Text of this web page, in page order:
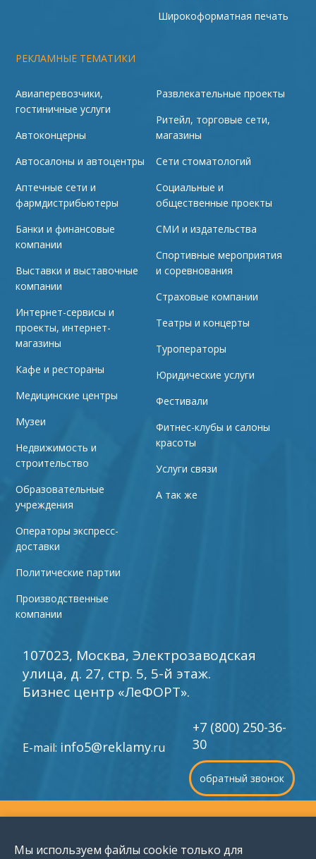
РЕКЛАМНЫЕ ТЕМАТИКИ
Широкоформатная печать
Авиаперевозчики,
гостиничные услуги
Автоконцерны
Автосалоны и автоцентры
Аптечные сети и
фармдистрибьютеры
Банки и финансовые
компании
Выставки и выставочные
компании
Интернет-сервисы и
проекты, интернет-
магазины
Кафе и рестораны
Медицинские центры
Музеи
Недвижимость и
строительство
Образовательные
учреждения
Операторы экспресс-
доставки
Политические партии
Производственные
компании
Развлекательные проекты
Ритейл, торговые сети,
магазины
Сети стоматологий
Социальные и
общественные проекты
СМИ и издательства
Спортивные мероприятия
и соревнования
Страховые компании
Театры и концерты
Туроператоры
Юридические услуги
Фестивали
Фитнес-клубы и салоны
красоты
Услуги связи
А так же
107023, Москва, Электрозаводская
улица, д. 27, стр. 5, 5-й этаж.
Бизнес центр «ЛеФОРТ».
E-mail: info5@reklamy.ru
обратный звонок
+7 (800) 250-36-
30
Мы используем файлы cookie только для